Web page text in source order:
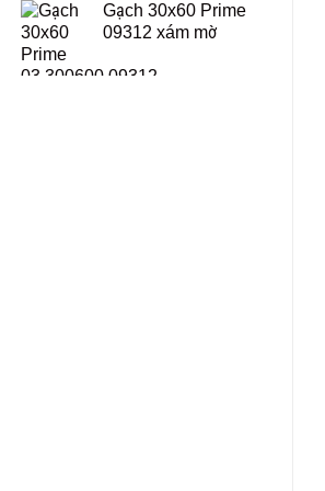
Gạch 30x60 Prime
09312 xám mờ